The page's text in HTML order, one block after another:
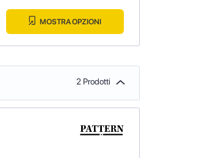
MOSTRA OPZIONI
2 Prodotti